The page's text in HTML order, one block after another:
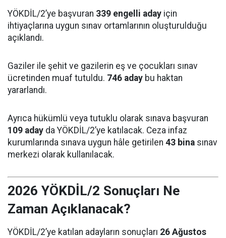
YÖKDİL/2’ye başvuran 339 engelli aday için
ihtiyaçlarına uygun sınav ortamlarının oluşturulduğu
açıklandı.
Gaziler ile şehit ve gazilerin eş ve çocukları sınav
ücretinden muaf tutuldu. 746 aday bu haktan
yararlandı.
Ayrıca hükümlü veya tutuklu olarak sınava başvuran
109 aday da YÖKDİL/2’ye katılacak. Ceza infaz
kurumlarında sınava uygun hâle getirilen 43 bina sınav
merkezi olarak kullanılacak.
2026 YÖKDİL/2 Sonuçları Ne
Zaman Açıklanacak?
YÖKDİL/2’ye katılan adayların sonuçları 26 Ağustos